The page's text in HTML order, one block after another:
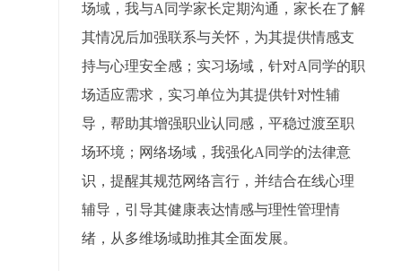
场域，我与A同学家长定期沟通，家长在了解
其情况后加强联系与关怀，为其提供情感支
持与心理安全感；实习场域，针对A同学的职
场适应需求，实习单位为其提供针对性辅
导，帮助其增强职业认同感，平稳过渡至职
场环境；网络场域，我强化A同学的法律意
识，提醒其规范网络言行，并结合在线心理
辅导，引导其健康表达情感与理性管理情
绪，从多维场域助推其全面发展。